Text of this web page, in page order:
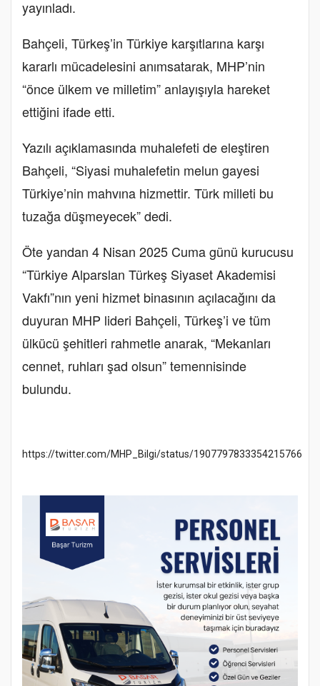
yayınladı.
Bahçeli, Türkeş’in Türkiye karşıtlarına karşı
kararlı mücadelesini anımsatarak, MHP’nin
“önce ülkem ve milletim” anlayışıyla hareket
ettiğini ifade etti.
Yazılı açıklamasında muhalefeti de eleştiren
Bahçeli, “Siyasi muhalefetin melun gayesi
Türkiye’nin mahvına hizmettir. Türk milleti bu
tuzağa düşmeyecek” dedi.
Öte yandan 4 Nisan 2025 Cuma günü kurucusu
“Türkiye Alparslan Türkeş Siyaset Akademisi
Vakfı”nın yeni hizmet binasının açılacağını da
duyuran MHP lideri Bahçeli, Türkeş’i ve tüm
ülkücü şehitleri rahmetle anarak, “Mekanları
cennet, ruhları şad olsun” temennisinde
bulundu.
https://twitter.com/MHP_Bilgi/status/1907797833354215766